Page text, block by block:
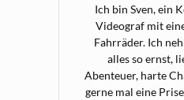
Ich bin Sven, ein
Videograf mit
Fahrräder. Ich
alles so ernst,
Abenteuer, harte
gerne mal eine